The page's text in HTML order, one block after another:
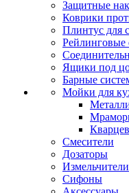
Защитные
Коврики
Плинтус для
Рейлинговые
Ящики под
Барные
Мойки для
Смесители
Дозаторы
Измельчители
Сифоны